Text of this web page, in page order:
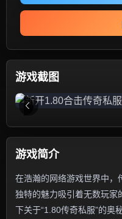
游戏截图
游戏简介
在浩瀚的网络游戏世界中，
独特的魅力吸引着无数玩家
下关于“1.80传奇私服”的奥